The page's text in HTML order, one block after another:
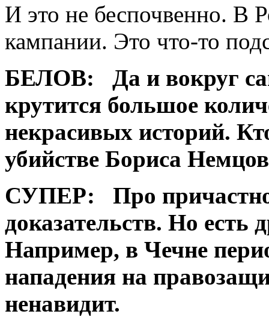
И это не беспочвенно. В
кампании. Это что-то
БЕЛОВ: Да и вокруг
крутится большое
некрасивых историй.
убийстве Бориса
СУПЕР:
Про
доказательств. Но есть
Например, в Чечне
нападения на
ненавидит.